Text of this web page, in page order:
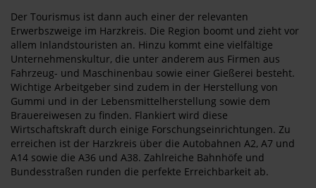
Der Tourismus ist dann auch einer der relevanten
Erwerbszweige im Harzkreis. Die Region boomt und zieht vor
allem Inlandstouristen an. Hinzu kommt eine vielfältige
Unternehmenskultur, die unter anderem aus Firmen aus
Fahrzeug- und Maschinenbau sowie einer Gießerei besteht.
Wichtige Arbeitgeber sind zudem in der Herstellung von
Gummi und in der Lebensmittelherstellung sowie dem
Brauereiwesen zu finden. Flankiert wird diese
Wirtschaftskraft durch einige Forschungseinrichtungen. Zu
erreichen ist der Harzkreis über die Autobahnen A2, A7 und
A14 sowie die A36 und A38. Zahlreiche Bahnhöfe und
Bundesstraßen runden die perfekte Erreichbarkeit ab.